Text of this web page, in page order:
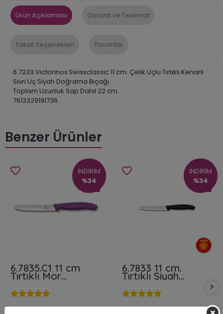
Ürün Açıklaması Garanti ve Teslimat
Taksit Seçenekleri Yorumlar
6.7233 Victorinox Swissclassic 11 cm. Çelik Uçlu Tırtıklı Kenarlı
Sivri Uç Siyah Doğrama Bıçağı
Toplam Uzunluk Sap Dahil 22 cm.
7613329191736
Benzer Ürünler
İNDİRİM
%34
6.7835.C1 11 cm
Tırtıklı Mor
Doğrama Bıçağı
Swiss Classic
İNDİRİM
%34
6.7833 11 cm.
Tırtıklı Siyah
Doğrama Bıçağı